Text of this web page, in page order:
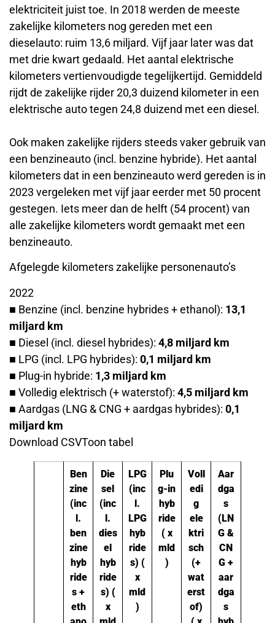
elektriciteit juist toe. In 2018 werden de meeste
zakelijke kilometers nog gereden met een
dieselauto: ruim 13,6 miljard. Vijf jaar later was dat
met drie kwart gedaald. Het aantal elektrische
kilometers vertienvoudigde tegelijkertijd. Gemiddeld
rijdt de zakelijke rijder 20,3 duizend kilometer in een
elektrische auto tegen 24,8 duizend met een diesel.
Ook maken zakelijke rijders steeds vaker gebruik van
een benzineauto (incl. benzine hybride). Het aantal
kilometers dat in een benzineauto werd gereden is in
2023 vergeleken met vijf jaar eerder met 50 procent
gestegen. Iets meer dan de helft (54 procent) van
alle zakelijke kilometers wordt gemaakt met een
benzineauto.
Afgelegde kilometers zakelijke personenauto’s
2022
■ Benzine (incl. benzine hybrides + ethanol): 13,1
miljard km
■ Diesel (incl. diesel hybrides): 4,8 miljard km
■ LPG (incl. LPG hybrides): 0,1 miljard km
■ Plug-in hybride: 1,3 miljard km
■ Volledig elektrisch (+ waterstof): 4,5 miljard km
■ Aardgas (LNG & CNG + aardgas hybrides): 0,1
miljard km
Download CSVToon tabel
Ben
zine
(inc
l.
ben
zine
hyb
ride
s +
eth
Die
sel
(inc
l.
dies
el
hyb
ride
s) (
x
LPG
(inc
l.
LPG
hyb
ride
s) (
x
mld
)
Plu
g-in
hyb
ride
( x
mld
)
Voll
edi
g
ele
ktri
sch
(+
wat
erst
of)
Aar
dga
s
(LN
G &
CN
G +
aar
dga
s